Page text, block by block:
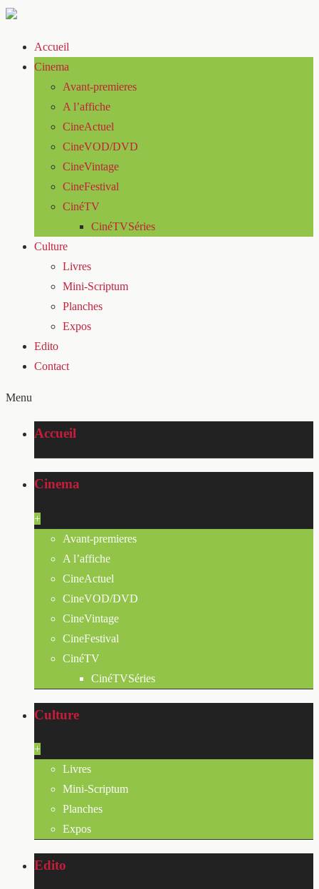
Accueil
Cinema
Avant-premieres
A l’affiche
CineActuel
CineVOD/DVD
CineVintage
CineFestival
CinéTV
CinéTVSéries
Culture
Livres
Mini-Scriptum
Planches
Expos
Edito
Contact
Menu
Accueil
Cinema
+
Avant-premieres
A l’affiche
CineActuel
CineVOD/DVD
CineVintage
CineFestival
CinéTV
CinéTVSéries
Culture
+
Livres
Mini-Scriptum
Planches
Expos
Edito